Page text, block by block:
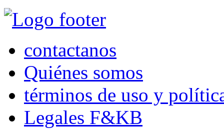
contactanos
Quiénes somos
términos de uso y
Legales F&KB